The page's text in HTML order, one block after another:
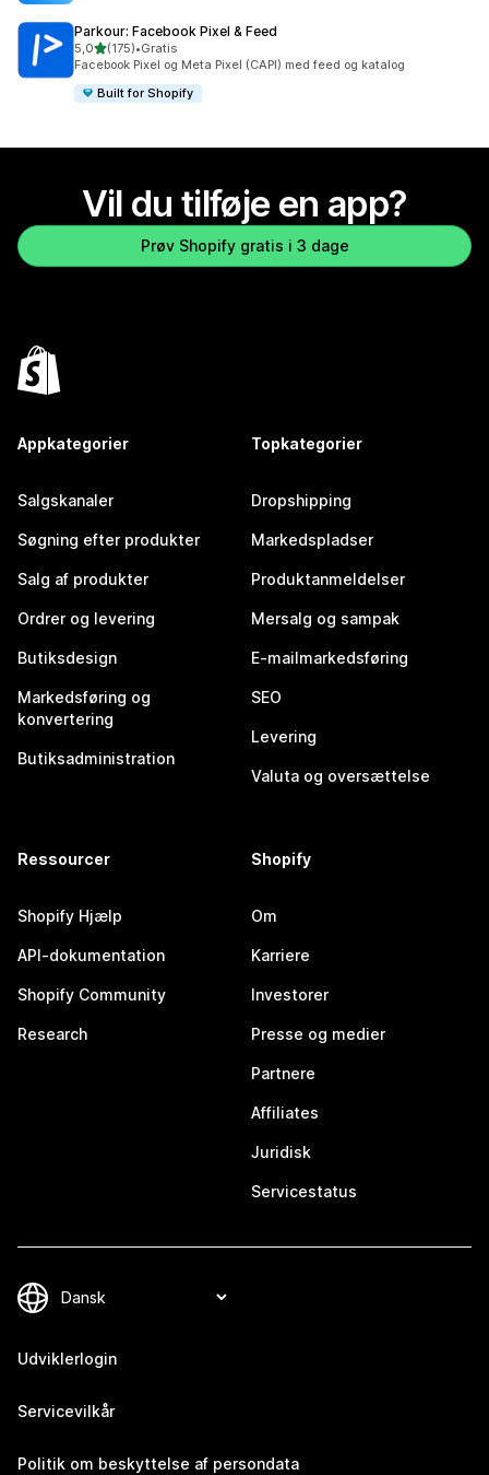
Parkour: Facebook Pixel & Feed
5,0ud af 5 stjerner
(175)
175 anmeldelser i alt
•Gratis
Facebook Pixel og Meta Pixel (CAPI) med feed og katalog
Built for Shopify
Vil du tilføje en app?
Prøv Shopify gratis i 3 dage
Appkategorier
Salgskanaler
Søgning efter produkter
Salg af produkter
Ordrer og levering
Butiksdesign
Markedsføring og
konvertering
Butiksadministration
Topkategorier
Dropshipping
Markedspladser
Produktanmeldelser
Mersalg og sampak
E-mailmarkedsføring
SEO
Levering
Valuta og oversættelse
Ressourcer
Shopify Hjælp
API-dokumentation
Shopify Community
Research
Shopify
Om
Karriere
Investorer
Presse og medier
Partnere
Affiliates
Juridisk
Servicestatus
Udviklerlogin
Servicevilkår
Politik om beskyttelse af persondata